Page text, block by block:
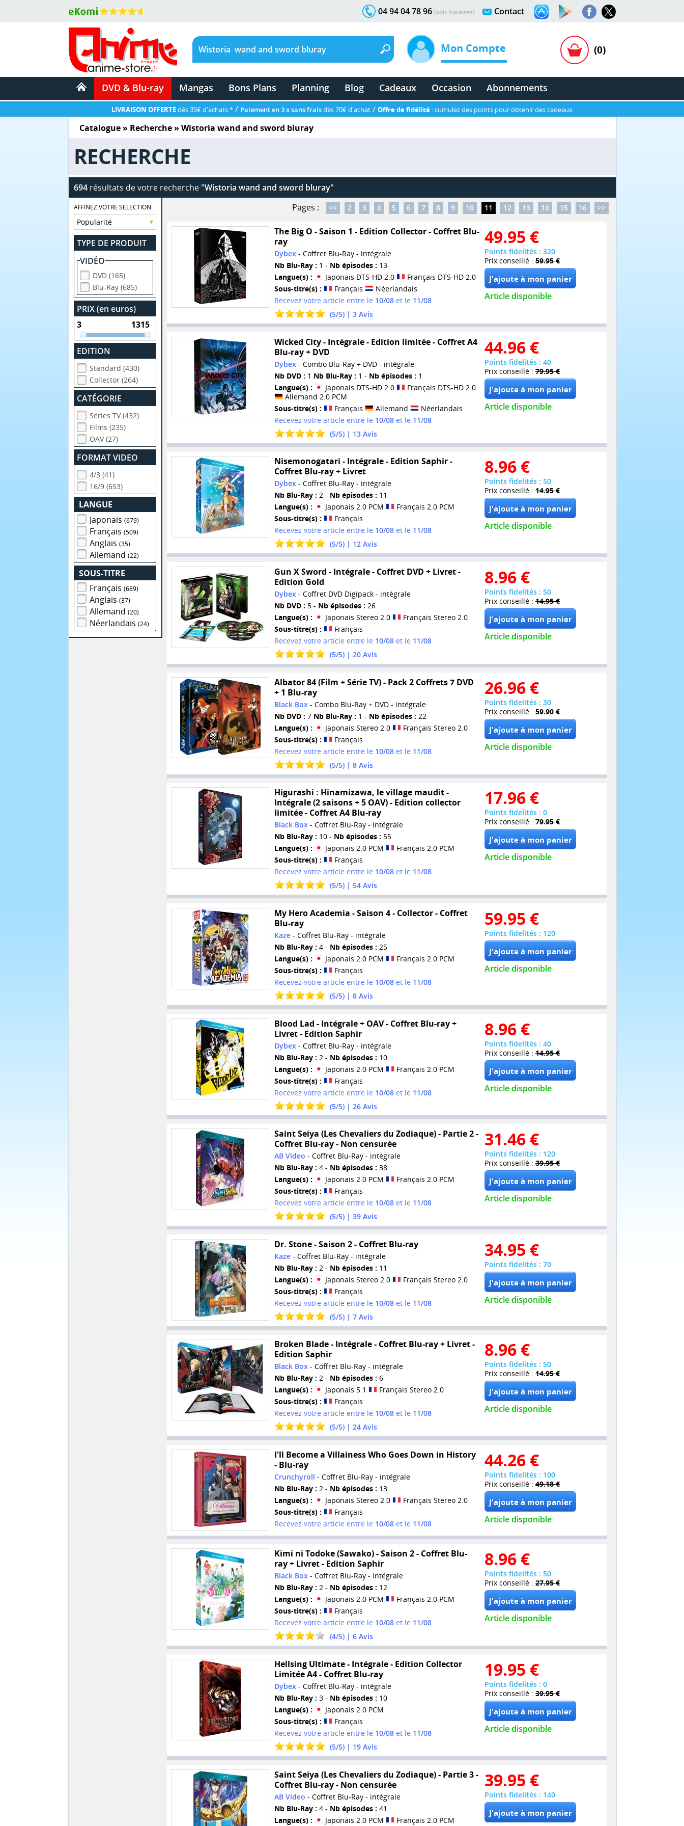
Contact
04 94 04 78 96 (voir horaires)
Mon Compte (0)
DVD & Blu-ray Mangas Bons Plans Planning Blog Cadeaux Occasion Abonnements
LIVRAISON OFFERTEdès 35€ d'achats * / Paiement en 3 x sans fraisdès 70€ d'achat / Offre de fidélité : cumulez des points pour obtenir des cadeaux
Catalogue» Recherche » Wistoria wand and sword bluray
RECHERCHE
694résultats de votre recherche "Wistoria wand and sword bluray"
AFFINEZ VOTRE SELECTION
TYPE DE PRODUIT
VIDÉO
DVD (165)
Blu-Ray (685)
PRIX (en euros)
EDITION
Standard (430)
Collector (264)
CATÉGORIE
Séries TV (432)
Films (235)
OAV (27)
FORMAT VIDEO
4/3 (41)
16/9 (653)
LANGUE
Japonais(679)
Français(509)
Anglais(35)
Allemand(22)
SOUS-TITRE
Français(689)
Anglais(37)
Allemand(20)
Néerlandais(24)
Pages : << 2 3 4 5 6 7 8 9 10 11 12 13 14 15 16 >>
The Big O - Saison 1 - Edition Collector - Coffret Blu-
ray
Dybex- Coffret Blu-Ray - intégrale
Nb Blu-Ray : 1 - Nb épisodes : 13
Langue(s) :
Japonais DTS-HD 2.0
Français DTS-HD 2.0
Sous-titre(s) :
Français
Néerlandais
Recevez votre article entre le 10/08et le 11/08
(5/5) | 3Avis
49.95 €
Points fidelités : 320
Prix conseillé : 59.95 €
Article disponible
Wicked City - Intégrale - Edition limitée - Coffret A4
Blu-ray + DVD
Dybex- Combo Blu-Ray + DVD - intégrale
Nb DVD : 1 Nb Blu-Ray : 1 - Nb épisodes : 1
Langue(s) :
Japonais DTS-HD 2.0
Français DTS-HD 2.0
Allemand 2.0 PCM
Sous-titre(s) :
Français Allemand
Néerlandais
Recevez votre article entre le 10/08et le 11/08
(5/5) | 13Avis
44.96 €
Points fidelités : 40
Prix conseillé : 79.95 €
Article disponible
Nisemonogatari - Intégrale - Edition Saphir -
Coffret Blu-ray + Livret
Dybex- Coffret Blu-Ray - intégrale
Nb Blu-Ray : 2 - Nb épisodes : 11
Langue(s) :
Japonais 2.0 PCM
Français 2.0 PCM
Sous-titre(s) :
Français
Recevez votre article entre le 10/08et le 11/08
(5/5) | 12Avis
8.96 €
Points fidelités : 50
Prix conseillé : 14.95 €
Article disponible
Gun X Sword - Intégrale - Coffret DVD + Livret -
Edition Gold
Dybex- Coffret DVD Digipack - intégrale
Nb DVD : 5 - Nb épisodes : 26
Langue(s) :
Japonais Stereo 2.0
Français Stereo 2.0
Sous-titre(s) :
Français
Recevez votre article entre le 10/08et le 11/08
(5/5) | 20Avis
8.96 €
Points fidelités : 50
Prix conseillé : 14.95 €
Article disponible
Albator 84 (Film + Série TV) - Pack 2 Coffrets 7 DVD
+ 1 Blu-ray
Black Box - Combo Blu-Ray + DVD - intégrale
Nb DVD : 7 Nb Blu-Ray : 1 - Nb épisodes : 22
Langue(s) :
Japonais Stereo 2.0
Français Stereo 2.0
Sous-titre(s) :
Français
Recevez votre article entre le 10/08et le 11/08
(5/5) | 8Avis
26.96 €
Points fidelités : 30
Prix conseillé : 59.90 €
Article disponible
Higurashi : Hinamizawa, le village maudit -
Intégrale (2 saisons + 5 OAV) - Edition collector
limitée - Coffret A4 Blu-ray
Black Box- Coffret Blu-Ray - intégrale
Nb Blu-Ray : 10 - Nb épisodes : 55
Langue(s) :
Japonais 2.0 PCM
Français 2.0 PCM
Sous-titre(s) :
Français
Recevez votre article entre le 10/08et le 11/08
(5/5) | 54Avis
17.96 €
Points fidelités : 0
Prix conseillé : 79.95 €
Article disponible
My Hero Academia - Saison 4 - Collector - Coffret
Blu-ray
Kaze- Coffret Blu-Ray - intégrale
Nb Blu-Ray : 4 - Nb épisodes : 25
Langue(s) :
Japonais 2.0 PCM
Français 2.0 PCM
Sous-titre(s) :
Français
Recevez votre article entre le 10/08et le 11/08
(5/5) | 8Avis
59.95 €
Points fidelités : 120
Article disponible
Blood Lad - Intégrale + OAV - Coffret Blu-ray +
Livret - Edition Saphir
Dybex - Coffret Blu-Ray - intégrale
Nb Blu-Ray : 2 - Nb épisodes : 10
Langue(s) :
Japonais 2.0 PCM
Français 2.0 PCM
Sous-titre(s) :
Français
Recevez votre article entre le 10/08et le 11/08
(5/5) | 26Avis
8.96 €
Points fidelités : 40
Prix conseillé : 14.95 €
Article disponible
Saint Seiya (Les Chevaliers du Zodiaque) - Partie 2 -
Coffret Blu-ray - Non censurée
AB Video - Coffret Blu-Ray - intégrale
Nb Blu-Ray : 4 - Nb épisodes : 38
Langue(s) :
Japonais 2.0 PCM
Français 2.0 PCM
Sous-titre(s) :
Français
Recevez votre article entre le 10/08et le 11/08
(5/5) | 39Avis
31.46 €
Points fidelités : 120
Prix conseillé : 39.95 €
Article disponible
Dr. Stone - Saison 2 - Coffret Blu-ray
Kaze- Coffret Blu-Ray - intégrale
Nb Blu-Ray : 2 - Nb épisodes : 11
Langue(s) :
Japonais Stereo 2.0
Français Stereo 2.0
Sous-titre(s) :
Français
Recevez votre article entre le 10/08et le 11/08
(5/5) | 7Avis
34.95 €
Points fidelités : 70
Article disponible
Broken Blade - Intégrale - Coffret Blu-ray + Livret -
Edition Saphir
Black Box- Coffret Blu-Ray - intégrale
Nb Blu-Ray : 2 - Nb épisodes : 6
Langue(s) :
Japonais 5.1
Français Stereo 2.0
Sous-titre(s) :
Français
Recevez votre article entre le 10/08et le 11/08
(5/5) | 24Avis
8.96 €
Points fidelités : 50
Prix conseillé : 14.95 €
Article disponible
I'll Become a Villainess Who Goes Down in History
- Blu-ray
Crunchyroll - Coffret Blu-Ray - intégrale
Nb Blu-Ray : 2 - Nb épisodes : 13
Langue(s) :
Japonais Stereo 2.0
Français Stereo 2.0
Sous-titre(s) :
Français
Recevez votre article entre le 10/08et le 11/08
44.26 €
Points fidelités : 100
Prix conseillé : 49.18 €
Article disponible
Kimi ni Todoke (Sawako) - Saison 2 - Coffret Blu-
ray + Livret - Edition Saphir
Black Box- Coffret Blu-Ray - intégrale
Nb Blu-Ray : 2 - Nb épisodes : 12
Langue(s) :
Japonais 2.0 PCM
Français 2.0 PCM
Sous-titre(s) :
Français
Recevez votre article entre le 10/08et le 11/08
(4/5) | 6Avis
8.96 €
Points fidelités : 50
Prix conseillé : 27.95 €
Article disponible
Hellsing Ultimate - Intégrale - Edition Collector
Limitée A4 - Coffret Blu-ray
Dybex- Coffret Blu-Ray - intégrale
Nb Blu-Ray : 3 - Nb épisodes : 10
Langue(s) :
Japonais 2.0 PCM
Sous-titre(s) :
Français
Recevez votre article entre le 10/08et le 11/08
(5/5) | 19Avis
19.95 €
Points fidelités : 0
Prix conseillé : 39.95 €
Article disponible
Saint Seiya (Les Chevaliers du Zodiaque) - Partie 3 -
Coffret Blu-ray - Non censurée
AB Video - Coffret Blu-Ray - intégrale
Nb Blu-Ray : 4 - Nb épisodes : 41
Langue(s) :
Japonais 2.0 PCM Français 2.0 PCM
39.95 €
Points fidelités : 140